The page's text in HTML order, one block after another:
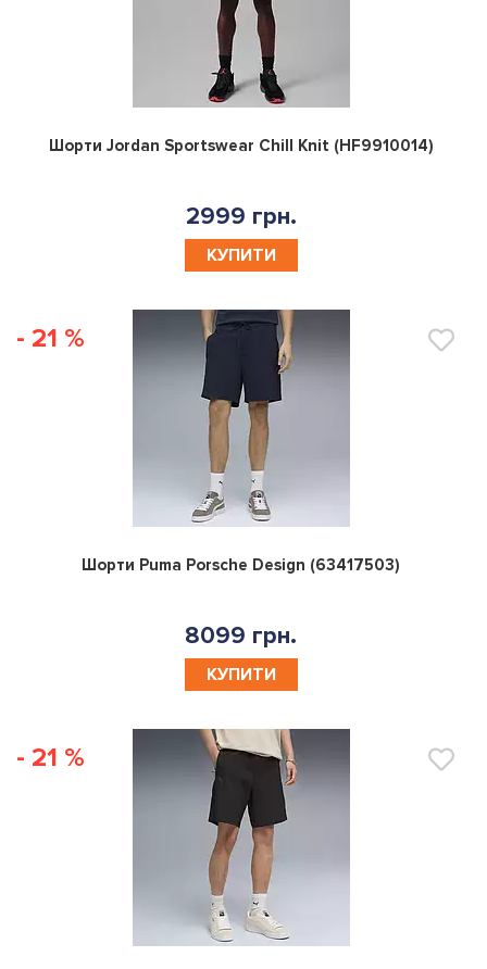
0
Шорти Jordan Sportswear Chill Knit (HF9910014)
2999 грн.
КУПИТИ
- 21 %
0
Шорти Puma Porsche Design (63417503)
8099 грн.
КУПИТИ
- 21 %